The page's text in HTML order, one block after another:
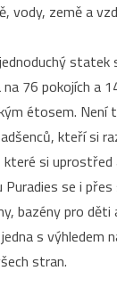
vody, země a
76 pokojích a
étosem.
kteří si
si
se i
bazény pro děti
s výhledem
stran.